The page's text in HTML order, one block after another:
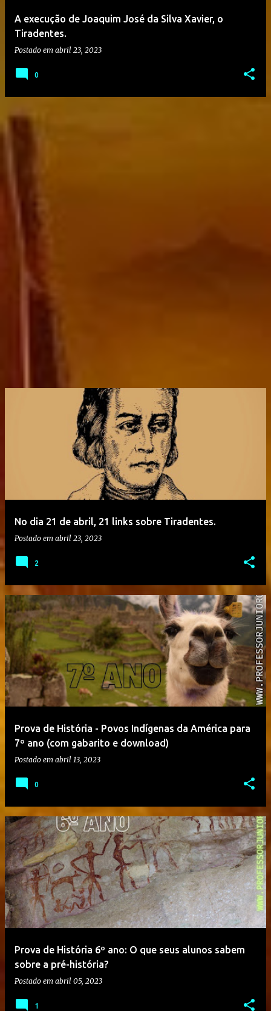
A execução de Joaquim José da Silva Xavier, o
Tiradentes.
Postado em abril 23, 2023
0
No dia 21 de abril, 21 links sobre Tiradentes.
Postado em abril 23, 2023
2
Prova de História - Povos Indígenas da América para
7º ano (com gabarito e download)
Postado em abril 13, 2023
0
Prova de História 6º ano: O que seus alunos sabem
sobre a pré-história?
Postado em abril 05, 2023
1